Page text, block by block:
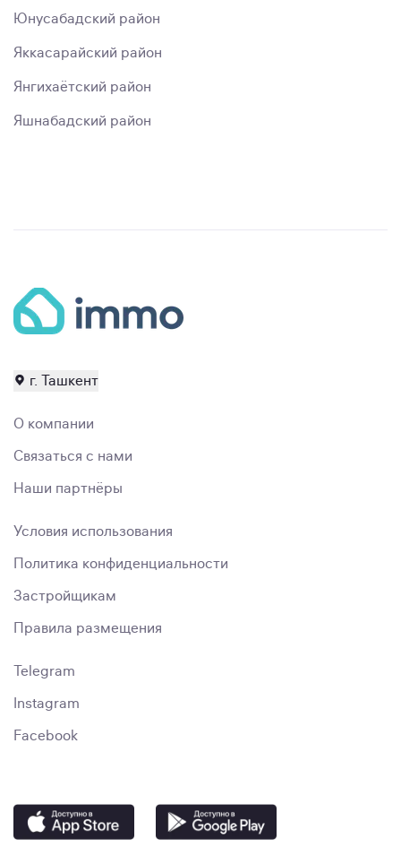
Юнусабадский район
Яккасарайский район
Янгихаётский район
Яшнабадский район
г. Ташкент
О компании
Связаться с нами
Наши партнёры
Условия использования
Политика конфиденциальности
Застройщикам
Правила размещения
Telegram
Instagram
Facebook